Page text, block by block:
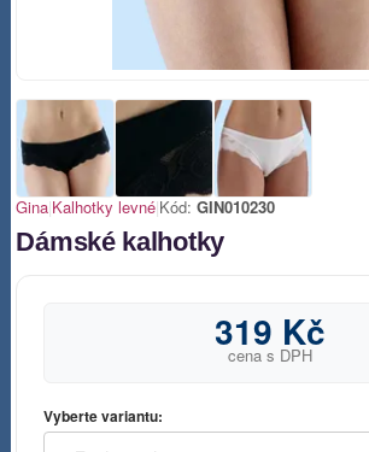
Gina|Kalhotky levné|Kód:GIN010230
Dámské kalhotky
319 Kč
cena s DPH
Vyberte variantu: